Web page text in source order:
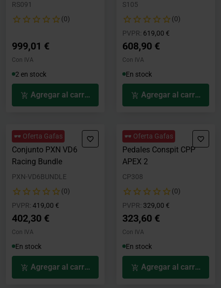
RS091
(0)
999,01 €
Con IVA
2 en stock
Agregar al carrito
S105
(0)
PVPR: Precio rebajado desde
619,00 €
608,90 €
Con IVA
En stock
Agregar al carrito
🕶️ Oferta Gafas
Conjunto PXN VD6
Racing Bundle
PXN-VD6BUNDLE
(0)
PVPR: Precio rebajado desde
419,00 €
402,30 €
Con IVA
En stock
Agregar al carrito
🕶️ Oferta Gafas
Pedales Conspit CPP
APEX 2
CP308
(0)
PVPR: Precio rebajado desde
329,00 €
323,60 €
Con IVA
En stock
Agregar al carrito